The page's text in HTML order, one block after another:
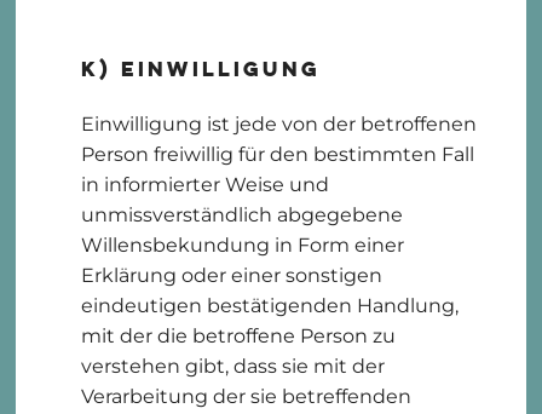
k) Einwilligung
Einwilligung ist jede von der betroffenen
Person freiwillig für den bestimmten Fall
in informierter Weise und
unmissverständlich abgegebene
Willensbekundung in Form einer
Erklärung oder einer sonstigen
eindeutigen bestätigenden Handlung,
mit der die betroffene Person zu
verstehen gibt, dass sie mit der
Verarbeitung der sie betreffenden